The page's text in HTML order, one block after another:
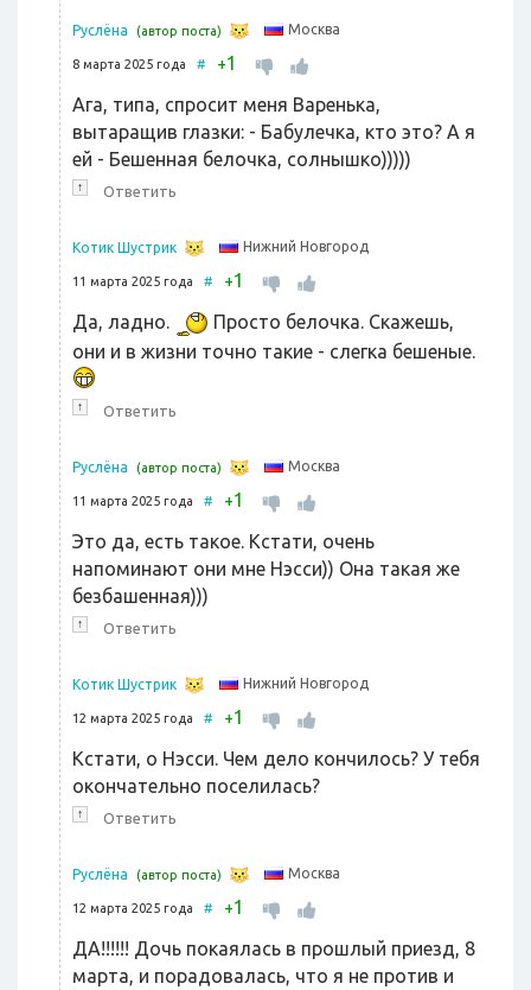
Руслёна (автор поста) Москва
8 марта 2025 года # +1
Ага, типа, спросит меня Варенька,
вытаращив глазки: - Бабулечка, кто это? А я
ей - Бешенная белочка, солнышко)))))
↑ Ответить
Котик Шустрик Нижний Новгород
11 марта 2025 года # +1
Да, ладно.
Просто белочка. Скажешь,
они и в жизни точно такие - слегка бешеные.
↑ Ответить
Руслёна (автор поста) Москва
11 марта 2025 года # +1
Это да, есть такое. Кстати, очень
напоминают они мне Нэсси)) Она такая же
безбашенная)))
↑ Ответить
Котик Шустрик Нижний Новгород
12 марта 2025 года # +1
Кстати, о Нэсси. Чем дело кончилось? У тебя
окончательно поселилась?
↑ Ответить
Руслёна (автор поста) Москва
12 марта 2025 года # +1
ДА!!!!!! Дочь покаялась в прошлый приезд, 8
марта, и порадовалась, что я не против и